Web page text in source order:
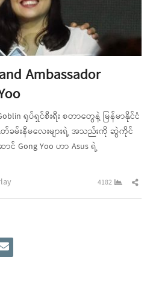
Ambassador
ရုပ်ရှင်စီးရီး စတာတွေနဲ့ မြန်မာနိုင်ငံ
ခမ်းနီမလေးများရဲ့ အသည်းကို ဆွဲကိုင်
Gong Yoo ဟာ Asus ရဲ့
4182
e